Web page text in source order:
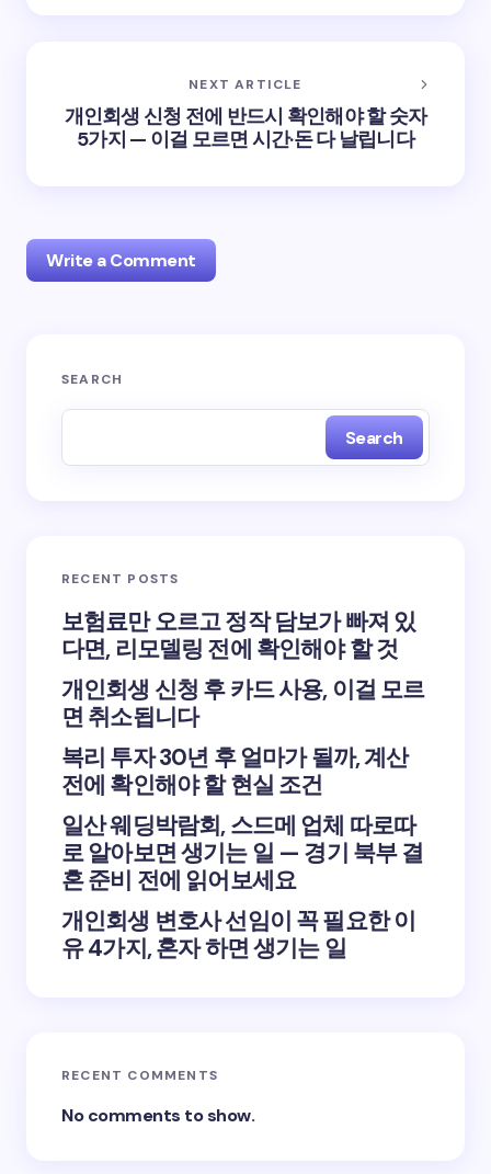
NEXT ARTICLE
개인회생 신청 전에 반드시 확인해야 할 숫자
5가지 — 이걸 모르면 시간·돈 다 날립니다
Write a Comment
Your email address will not be published.
Your Comment *
Save my name and email in this browser for the
next time I comment.
Submit Comment
SEARCH
Search
RECENT POSTS
보험료만 오르고 정작 담보가 빠져 있
다면, 리모델링 전에 확인해야 할 것
개인회생 신청 후 카드 사용, 이걸 모르
면 취소됩니다
복리 투자 30년 후 얼마가 될까, 계산
전에 확인해야 할 현실 조건
일산 웨딩박람회, 스드메 업체 따로따
로 알아보면 생기는 일 — 경기 북부 결
혼 준비 전에 읽어보세요
개인회생 변호사 선임이 꼭 필요한 이
유 4가지, 혼자 하면 생기는 일
RECENT COMMENTS
No comments to show.